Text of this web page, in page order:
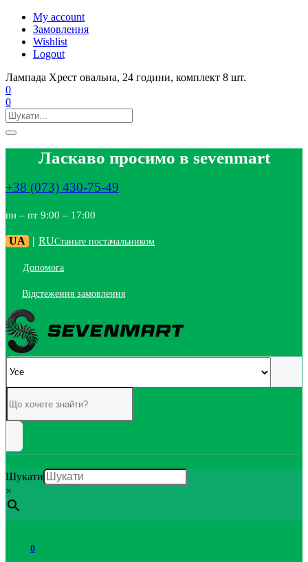
My account
Замовлення
Wishlist
Logout
Лампада Хрест овальна, 24 години, комплект 8 шт.
0
0
Ласкаво просимо в sevenmart
+38 (073) 430-75-49
пн – пт 9:00 – 17:00
UA | RUСтаньте постачальником
Допомога
Відстеження замовлення
Шукати
×
0